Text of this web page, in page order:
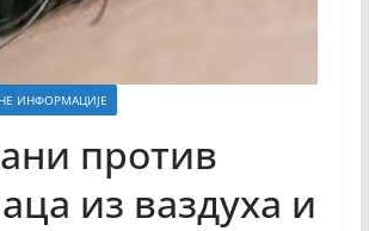
ИНФОРМАЦИЈЕ
против
из ваздуха и